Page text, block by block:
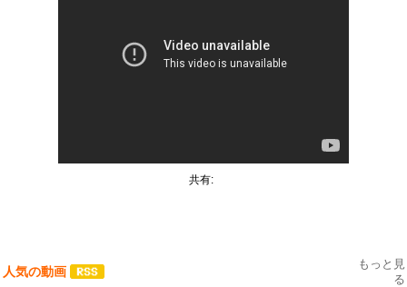
共有:
人気の動画
もっと見
る